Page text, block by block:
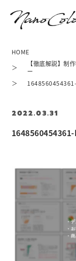
2022.03.31
HOME
【徹底解説】制
ー